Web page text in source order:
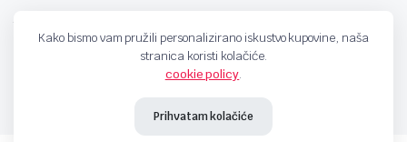
Kako bismo vam pružili personalizirano iskustvo kupovine, naša
stranica koristi kolačiće.
cookie policy.
Prihvatam kolačiće